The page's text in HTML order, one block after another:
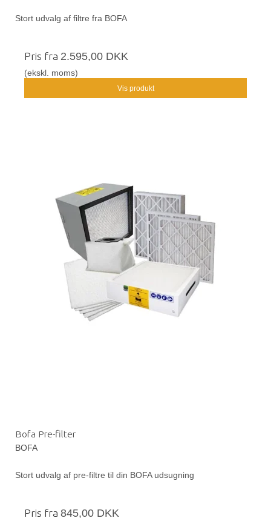
Stort udvalg af filtre fra BOFA
Pris fra 2.595,00 DKK
(ekskl. moms)
Vis produkt
Bofa Pre-filter
BOFA
Stort udvalg af pre-filtre til din BOFA udsugning
Pris fra 845,00 DKK